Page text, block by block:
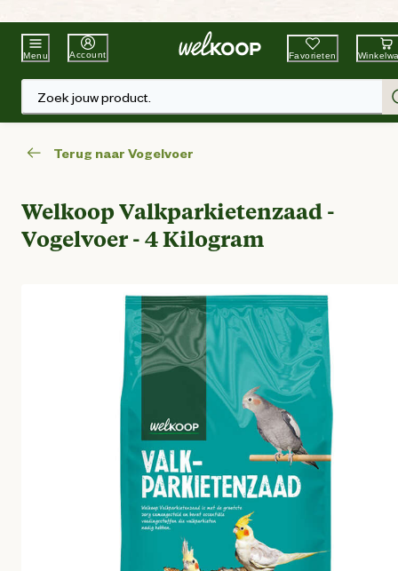
Beste WinkelketenTuin & Dier
Menu Account Favorieten
Zoek jouw product.
Terug naar Vogelvoer
Welkoop Valkparkietenzaad -
Vogelvoer - 4 Kilogram